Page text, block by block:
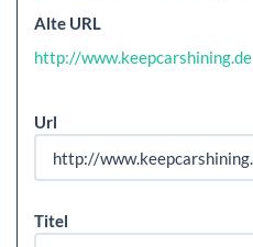
Alte URL
http://www.keepcarshining.de
Url
Titel